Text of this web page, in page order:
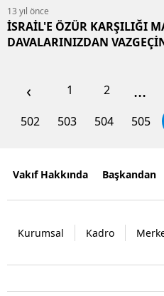
13 yıl önce
İSRAİL'E ÖZÜR KARŞILIĞI
DAVALARINIZDAN
‹ 1 2 ...
502
503 504 505
Vakıf Hakkında Başkandan
Kurumsal Kadro